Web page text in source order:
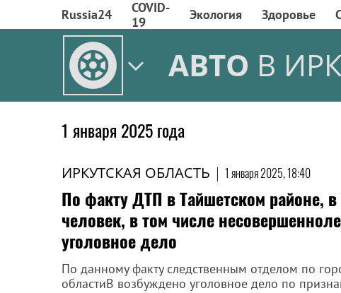
Russia24
COVID-
19
Экология Здоровье
АВТО В
1 января 2025 года
ИРКУТСКАЯ ОБЛАСТЬ | 1 января 2025, 18:40
По факту ДТП в Тайшетском районе, в
человек, в том числе
уголовное дело
По данному факту следственным отделом по
областиВ возбуждено уголовное дело по